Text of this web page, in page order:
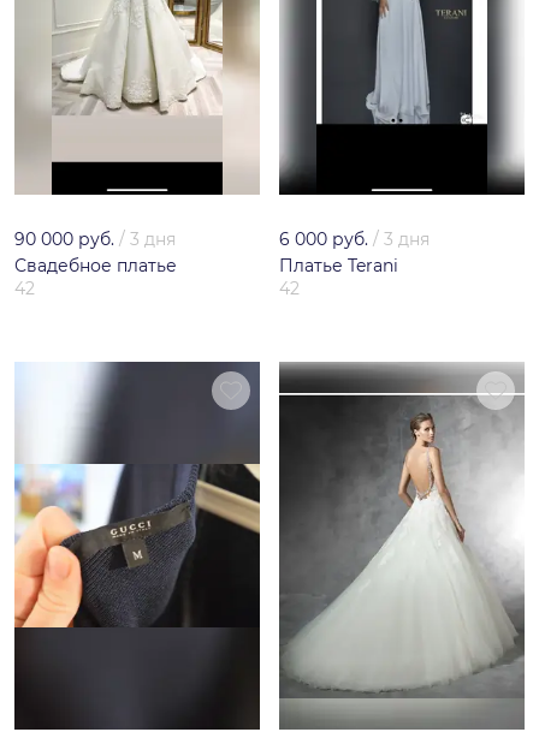
90 000 руб. / 3 дня
Свадебное платье
42
6 000 руб. / 3 дня
Платье Terani
42